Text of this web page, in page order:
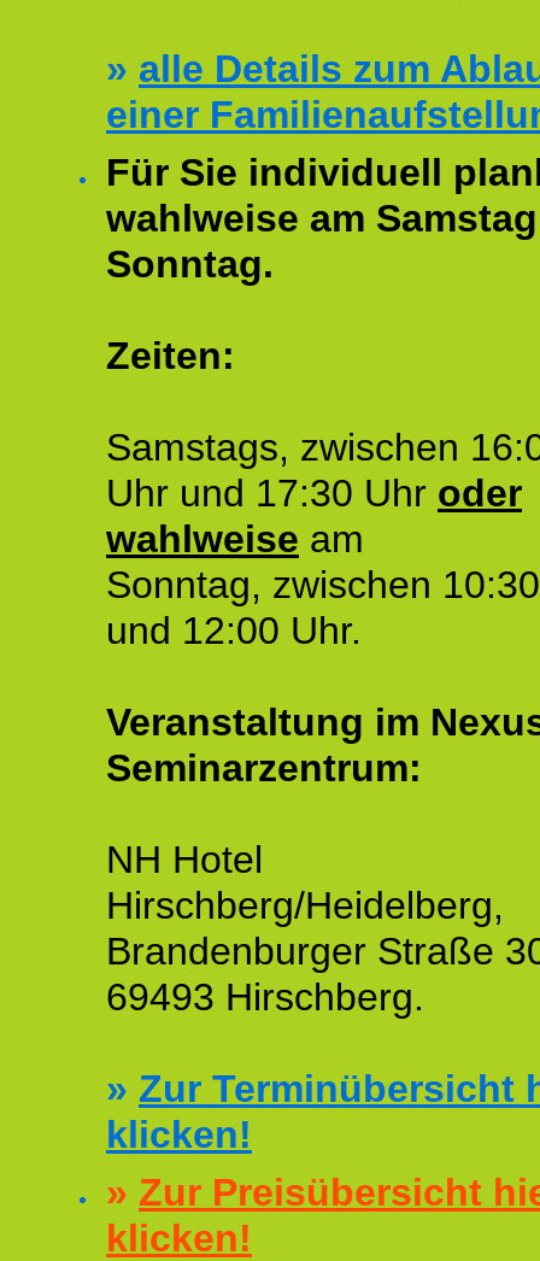
» alle Details zum
einer
Für Sie individuell
wahlweise am
Sonntag.
Zeiten:
Samstags, zwischen
Uhr und 17:30 Uhr oder
wahlweise am
Sonntag, zwischen
und 12:00 Uhr.
Veranstaltung im
Seminarzentrum:
NH Hotel
Hirschberg/Heidelberg,
Brandenburger Straße
69493 Hirschberg.
» Zur Terminübersicht
klicken!
» Zur Preisübersicht
klicken!